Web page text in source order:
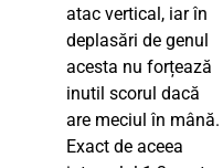
atac vertical, iar în
deplasări de genul
acesta nu forțează
inutil scorul dacă
are meciul în mână.
Exact de aceea